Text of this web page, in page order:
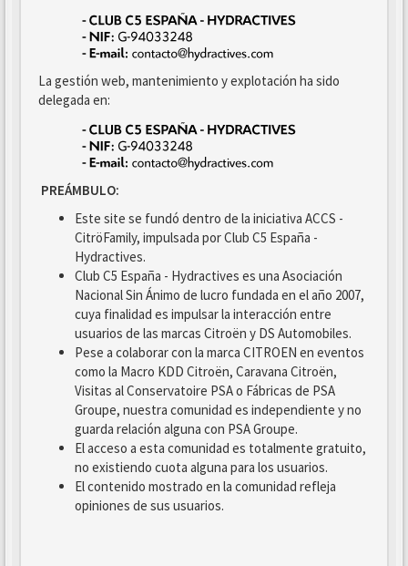
La gestión web, mantenimiento y explotación ha sido
delegada en:
PREÁMBULO:
Este site se fundó dentro de la iniciativa ACCS -
CitröFamily, impulsada por Club C5 España -
Hydractives.
Club C5 España - Hydractives es una Asociación
Nacional Sin Ánimo de lucro fundada en el año 2007,
cuya finalidad es impulsar la interacción entre
usuarios de las marcas Citroën y DS Automobiles.
Pese a colaborar con la marca CITROEN en eventos
como la Macro KDD Citroën, Caravana Citroën,
Visitas al Conservatoire PSA o Fábricas de PSA
Groupe, nuestra comunidad es independiente y no
guarda relación alguna con PSA Groupe.
El acceso a esta comunidad es totalmente gratuito,
no existiendo cuota alguna para los usuarios.
El contenido mostrado en la comunidad refleja
opiniones de sus usuarios.